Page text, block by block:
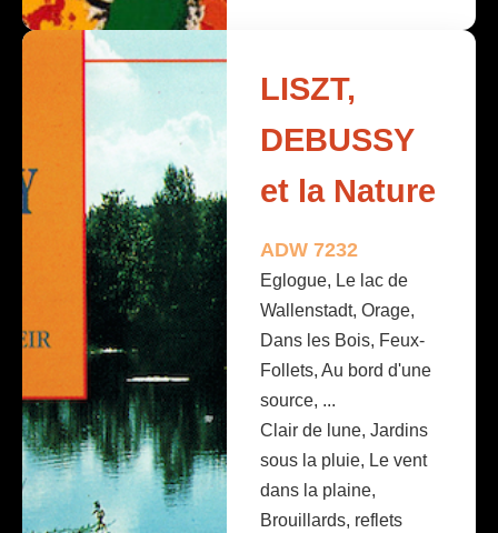
LISZT,
DEBUSSY
et la Nature
ADW 7232
Eglogue, Le lac de
Wallenstadt, Orage,
Dans les Bois, Feux-
Follets, Au bord d'une
source, ...
Clair de lune, Jardins
sous la pluie, Le vent
dans la plaine,
Brouillards, reflets